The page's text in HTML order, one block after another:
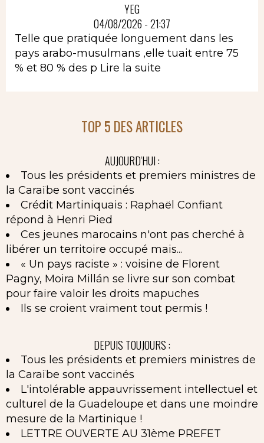
YEG
04/08/2026 - 21:37
Telle que pratiquée longuement dans les
pays arabo-musulmans ,elle tuait entre 75
% et 80 % des p Lire la suite
TOP 5 DES ARTICLES
AUJOURD'HUI :
Tous les présidents et premiers ministres de
la Caraïbe sont vaccinés
Crédit Martiniquais : Raphaël Confiant
répond à Henri Pied
Ces jeunes marocains n'ont pas cherché à
libérer un territoire occupé mais...
« Un pays raciste » : voisine de Florent
Pagny, Moira Millán se livre sur son combat
pour faire valoir les droits mapuches
Ils se croient vraiment tout permis !
DEPUIS TOUJOURS :
Tous les présidents et premiers ministres de
la Caraïbe sont vaccinés
L'intolérable appauvrissement intellectuel et
culturel de la Guadeloupe et dans une moindre
mesure de la Martinique !
LETTRE OUVERTE AU 31ème PREFET